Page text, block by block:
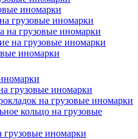
иномарки
грузовые иномарки
на грузовые иномарки
на грузовые иномарки
иномарки
грузовые иномарки
на грузовые иномарки
кольцо на грузовые
грузовые иномарки